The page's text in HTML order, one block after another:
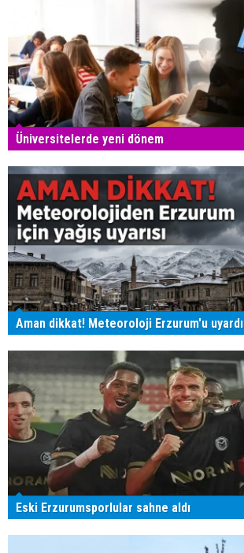
Üniversitelerde yeni dönem
Aman dikkat! Meteoroloji Erzurum'u uyardı
Eski Erzurumsporlular sahne aldı